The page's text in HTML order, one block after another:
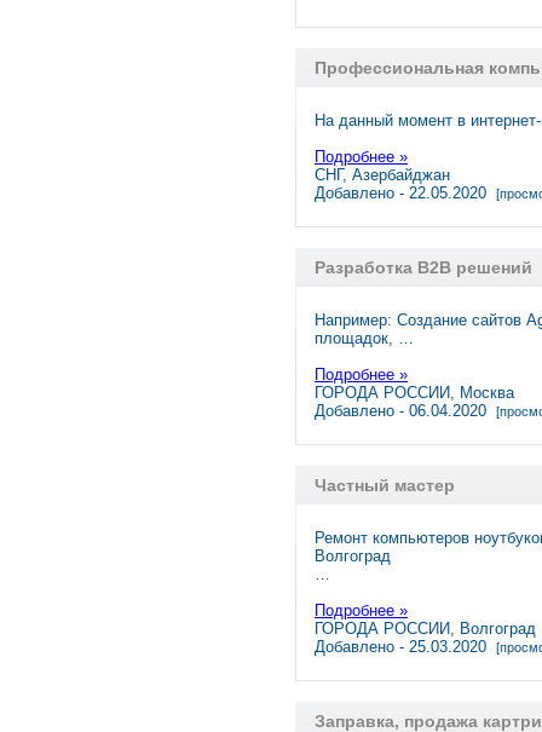
Профессиональная
На данный момент в
Подробнее »
СНГ, Азербайджан
Добавлено - 22.05.2020
Разработка B2B решений
Например: Создание сайтов
площадок, …
Подробнее »
ГОРОДА РОССИИ, Москва
Добавлено - 06.04.2020
Частный мастер
Ремонт компьютеров
Волгоград
…
Подробнее »
ГОРОДА РОССИИ, Волгоград
Добавлено - 25.03.2020
Заправка, продажа